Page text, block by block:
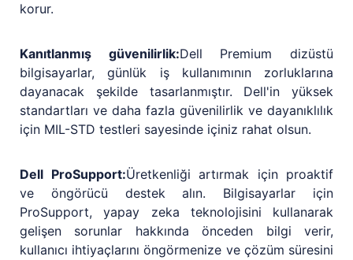
korur.
Kanıtlanmış güvenilirlik:Dell Premium dizüstü
bilgisayarlar, günlük iş kullanımının zorluklarına
dayanacak şekilde tasarlanmıştır. Dell'in yüksek
standartları ve daha fazla güvenilirlik ve dayanıklılık
için MIL-STD testleri sayesinde içiniz rahat olsun.
Dell ProSupport:Üretkenliği artırmak için proaktif
ve öngörücü destek alın. Bilgisayarlar için
ProSupport, yapay zeka teknolojisini kullanarak
gelişen sorunlar hakkında önceden bilgi verir,
kullanıcı ihtiyaçlarını öngörmenize ve çözüm süresini